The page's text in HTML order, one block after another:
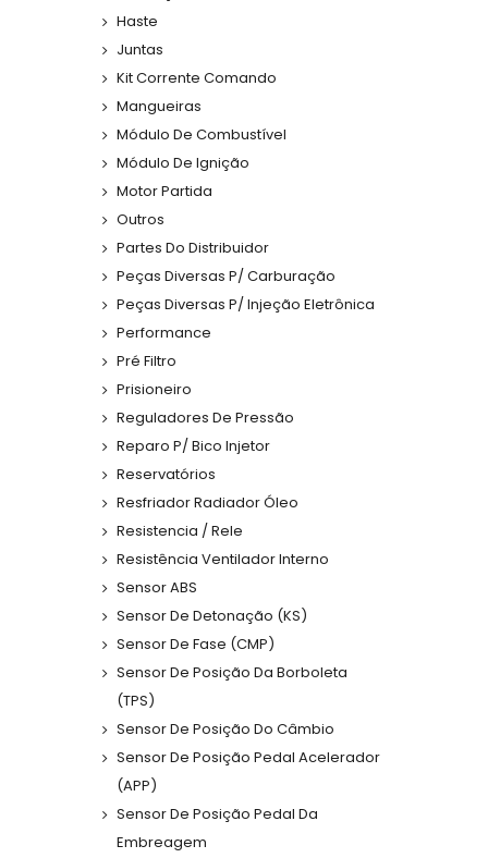
Haste
Juntas
Kit Corrente Comando
Mangueiras
Módulo De Combustível
Módulo De Ignição
Motor Partida
Outros
Partes Do Distribuidor
Peças Diversas P/ Carburação
Peças Diversas P/ Injeção Eletrônica
Performance
Pré Filtro
Prisioneiro
Reguladores De Pressão
Reparo P/ Bico Injetor
Reservatórios
Resfriador Radiador Óleo
Resistencia / Rele
Resistência Ventilador Interno
Sensor ABS
Sensor De Detonação (KS)
Sensor De Fase (CMP)
Sensor De Posição Da Borboleta
(TPS)
Sensor De Posição Do Câmbio
Sensor De Posição Pedal Acelerador
(APP)
Sensor De Posição Pedal Da
Embreagem